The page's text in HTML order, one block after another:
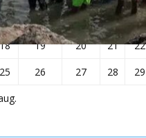
12 13 14 15
19 20 21 22
25
26 27 28 29